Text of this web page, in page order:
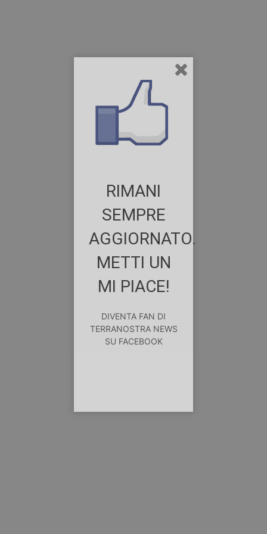
RIMANI
SEMPRE
AGGIORNATO.
METTI UN
MI PIACE!
DIVENTA FAN DI
TERRANOSTRA NEWS
SU FACEBOOK